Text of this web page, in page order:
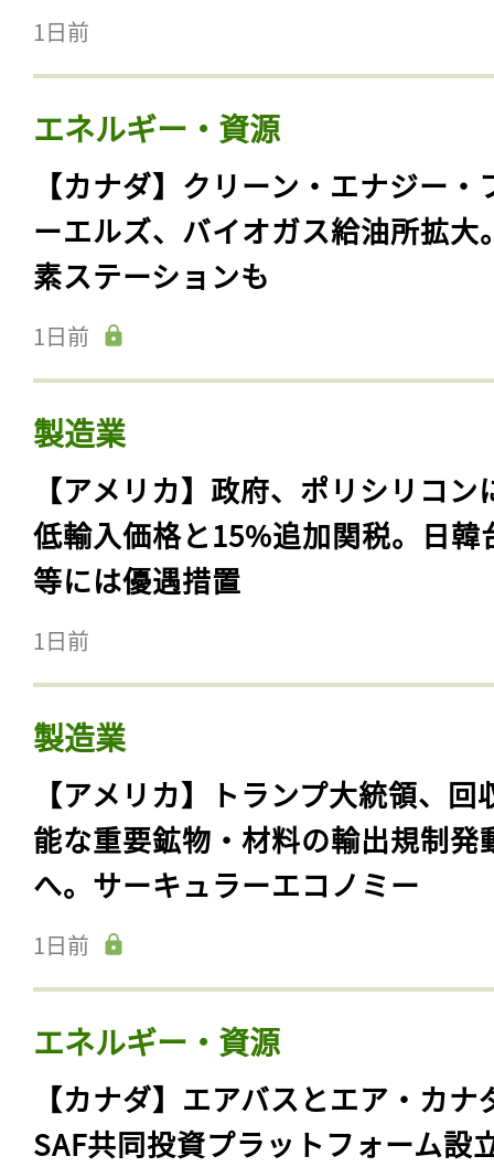
1日前
エネルギー・資源
【カナダ】クリーン・エナジー・
ーエルズ、バイオガス給油所拡大
素ステーションも
1日前
製造業
【アメリカ】政府、ポリシリコン
低輸入価格と15%追加関税。日韓
等には優遇措置
1日前
製造業
【アメリカ】トランプ大統領、回
能な重要鉱物・材料の輸出規制発
へ。サーキュラーエコノミー
1日前
エネルギー・資源
【カナダ】エアバスとエア・カナ
SAF共同投資プラットフォーム設